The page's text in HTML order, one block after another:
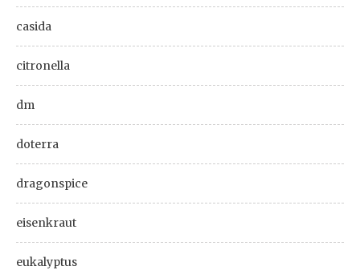
casida
citronella
dm
doterra
dragonspice
eisenkraut
eukalyptus